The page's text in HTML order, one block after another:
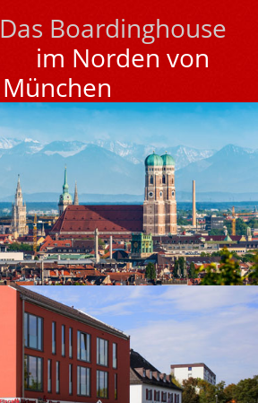
Das Boardinghouse
im Norden von
München